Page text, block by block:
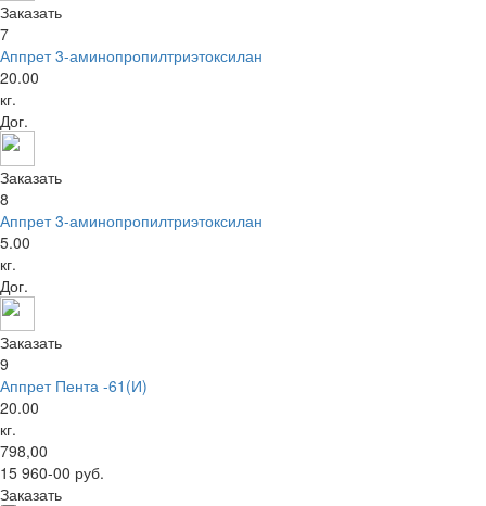
Заказать
7
Аппрет 3-аминопропилтриэтоксилан
20.00
кг.
Дог.
Заказать
8
Аппрет 3-аминопропилтриэтоксилан
5.00
кг.
Дог.
Заказать
9
Аппрет Пента -61(И)
20.00
кг.
798,00
15 960-00 руб.
Заказать